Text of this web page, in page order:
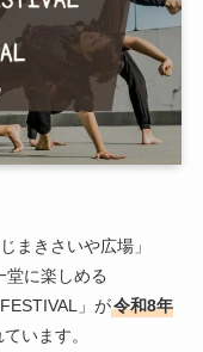
まきさいや広場」
堂に楽しめる
」が令和8年
います。